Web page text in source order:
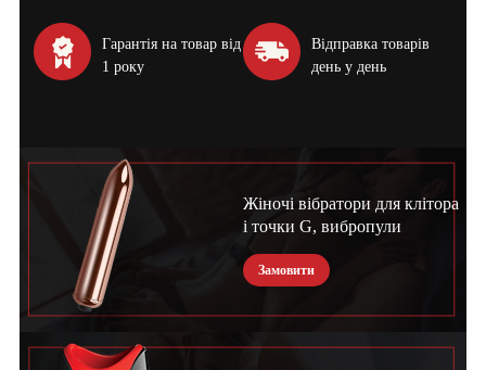
Гарантія на товар від
1 року
Відправка товарів
день у день
Жіночі вібратори для клітора
і точки G, вибропули
Замовити